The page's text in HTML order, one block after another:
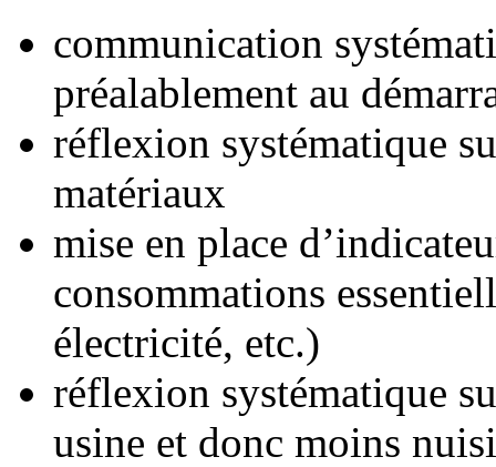
communication
préalablement au
réflexion systématique
matériaux
mise en place
consommations
électricité, etc.)
réflexion systématique
usine et donc moins